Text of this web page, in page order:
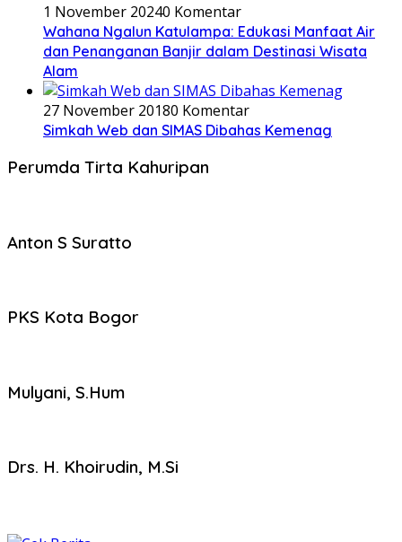
1 November 20240 Komentar
Wahana Ngalun Katulampa: Edukasi Manfaat Air
dan Penanganan Banjir dalam Destinasi Wisata
Alam
27 November 20180 Komentar
Simkah Web dan SIMAS Dibahas Kemenag
Perumda Tirta Kahuripan
Anton S Suratto
PKS Kota Bogor
Mulyani, S.Hum
Drs. H. Khoirudin, M.Si